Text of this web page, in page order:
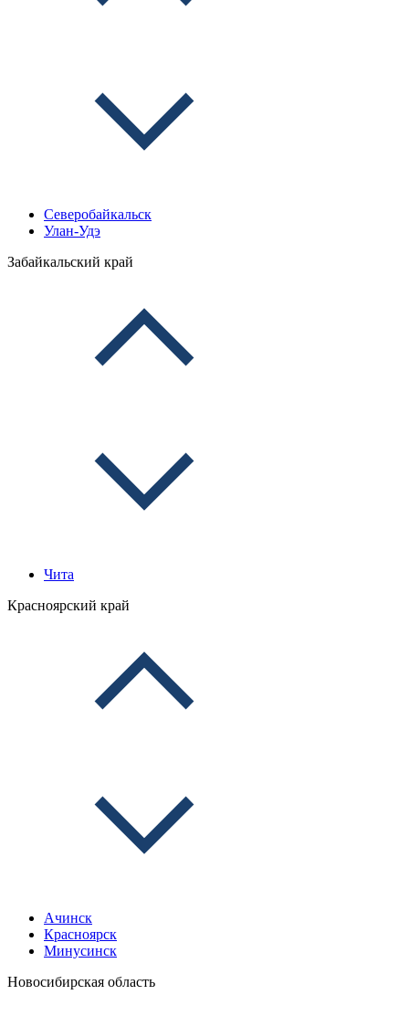
Северобайкальск
Улан-Удэ
Забайкальский край
Чита
Красноярский край
Ачинск
Красноярск
Минусинск
Новосибирская область